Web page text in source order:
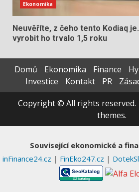
Ekonomika
Neuvěříte, z čeho tento Kodiaq
vyrobit ho trvalo 1,5 roku
Domů Ekonomika Finance
Investice
Kontakt PR
Copyright © All rights reserved.
themes.
Související ekonomické a
inFinance24.cz | FinEko247.cz |